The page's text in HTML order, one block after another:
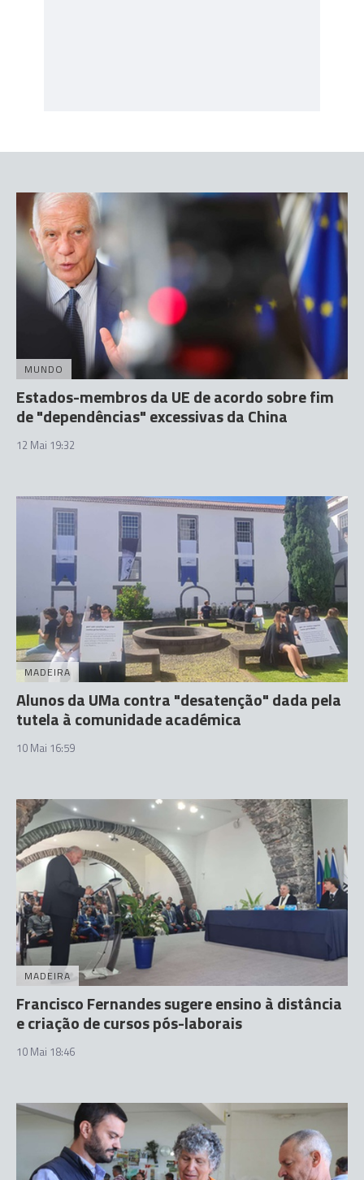
MUNDO
Estados-membros da UE de acordo sobre fim
de "dependências" excessivas da China
12 Mai 19:32
MADEIRA
Alunos da UMa contra "desatenção" dada pela
tutela à comunidade académica
10 Mai 16:59
MADEIRA
Francisco Fernandes sugere ensino à distância
e criação de cursos pós-laborais
10 Mai 18:46